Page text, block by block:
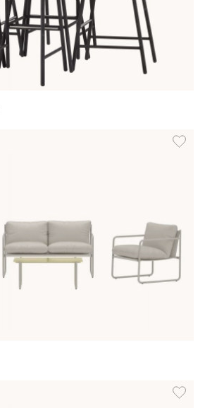
Lägg
Finns även i dessa färger:
Lägg